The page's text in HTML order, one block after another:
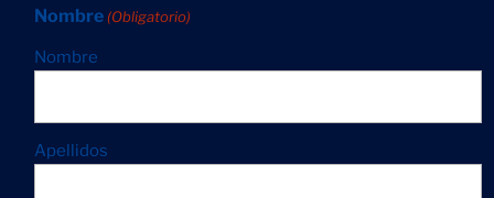
Nombre (Obligatorio)
Nombre
Apellidos